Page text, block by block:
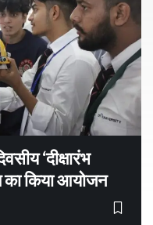
‘दीक्षारंभ
का किया आयोजन